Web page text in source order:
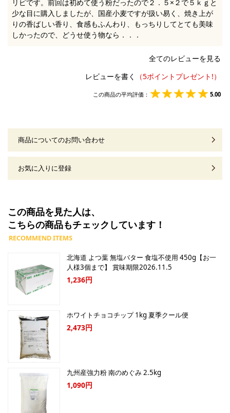
リピです。前回は初めて使う粉だったので２．５×２で５ｋｇと
少な目に購入しましたが、国産小麦ですが扱い易く、焼き上が
りの香ばしい香り、食感もふんわり、もっちりしてとても美味
しかったので、どうせ使う物なら．．．
全てのレビューを見る
レビューを書く
この商品の平均評価： 5.00
商品についてのお問い合わせ
お気に入りに登録
この商品を見た人は、
こちらの商品もチェックしています！
北海道 よつ葉 無塩バター 食塩不使用 450g【お一
人様3個まで】 賞味期限2026.11.5
1,236円
ホワイトチョコチップ 1kg 夏季クール便
2,473円
九州産強力粉 南のめぐみ 2.5kg
1,090円